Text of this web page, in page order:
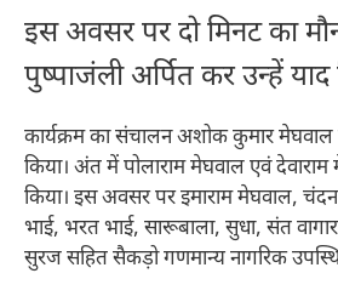
इस अवसर पर दो मिनट का
पुष्पाजंली अर्पित कर उन्हें याद
कार्यक्रम का संचालन अशोक कुमार
किया। अंत में पोलाराम मेघवाल एवं
किया। इस अवसर पर इमाराम मेघवाल,
भाई, भरत भाई, सारूबाला, सुधा, संत
सुरज सहित सैकड़ो गणमान्य नागरिक